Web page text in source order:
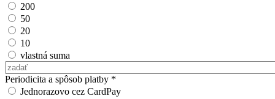
200
50
20
10
vlastná suma
Vlastná suma
Periodicita a spôsob platby *
Jednorazovo cez CardPay